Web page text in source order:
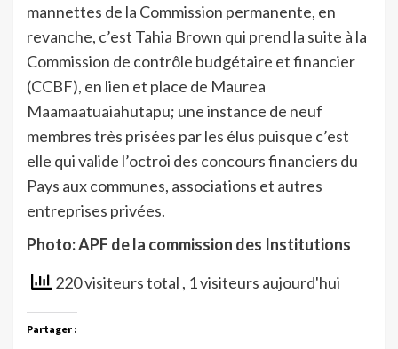
mannettes de la Commission permanente, en
revanche, c’est Tahia Brown qui prend la suite à la
Commission de contrôle budgétaire et financier
(CCBF), en lien et place de Maurea
Maamaatuaiahutapu; une instance de neuf
membres très prisées par les élus puisque c’est
elle qui valide l’octroi des concours financiers du
Pays aux communes, associations et autres
entreprises privées.
Photo: APF de la commission des Institutions
220 visiteurs total , 1 visiteurs aujourd'hui
Partager :